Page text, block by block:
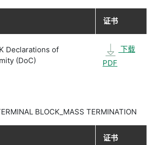
证书
Declarations of
(DoC)
下载
PDF
BLOCK_MASS TERMINATION
证书